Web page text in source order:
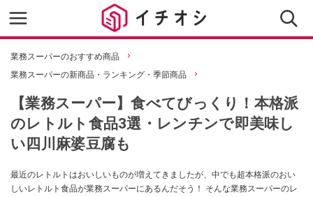
業務スーパーのおすすめ商品
業務スーパーの新商品・ランキング・季節商品
【業務スーパー】食べてびっくり！本格派
のレトルト食品3選・レンチンで即美味し
い四川麻婆豆腐も
最近のレトルトはおいしいものが増えてきましたが、中でも超本格派のおい
しいレトルト食品が業務スーパーにあるんだそう！ そんな業務スーパーのレ